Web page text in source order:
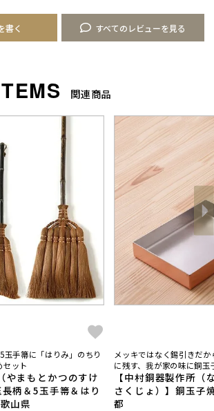
すべてのレビューを見る
書く
関連商品
手箒に「はりみ」のちり
セット
やまもとかつのすけ
柄＆5玉手箒＆はり
山県
メッキではなく錫引きだ
に残す、我が家の味に
【中村銅器製作所（
さくじょ）】銅玉
都
次
へ